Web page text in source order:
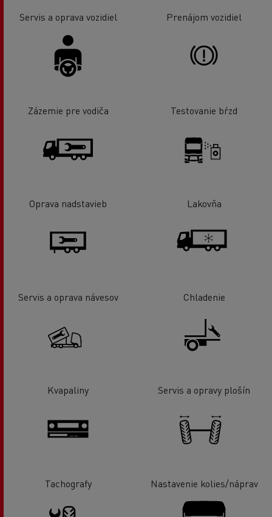
Servis a oprava vozidiel Prenájom vozidiel
Zázemie pre vodiča Testovanie bŕzd
Oprava nadstavieb Lakovňa
Servis a oprava návesov Chladenie
Kvapaliny Servis a opravy plošín
Tachografy Nastavenie kolies/náprav